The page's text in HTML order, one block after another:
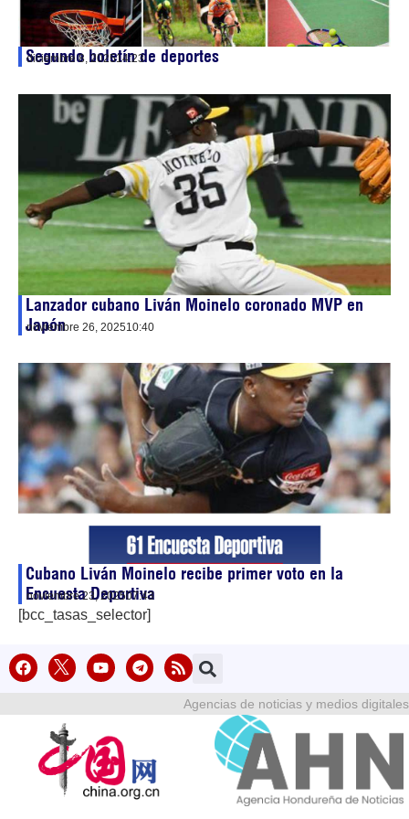
Segundo boletín de deportes
diciembre 8, 202514:23
Lanzador cubano Liván Moinelo coronado MVP en
Japón
noviembre 26, 202510:40
Cubano Liván Moinelo recibe primer voto en la
Encuesta Deportiva
noviembre 23, 202507:43
[bcc_tasas_selector]
Agencias de noticias y medios digitales